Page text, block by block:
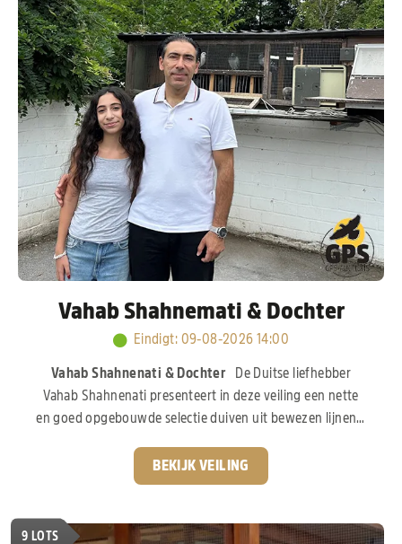
Vahab Shahnemati & Dochter
Eindigt: 09-08-2026 14:00
Vahab Shahnenati & Dochter De Duitse liefhebber
Vahab Shahnenati presenteert in deze veiling een nette
en goed opgebouwde selectie duiven uit bewezen lijnen.
, aangevuld met meerdere duiven van
en het bekende soort vanAd Schaerlaeckens.
afstamming, interessant voor liefhebbers die gericht
BEKIJK VEILING
9 LOTS